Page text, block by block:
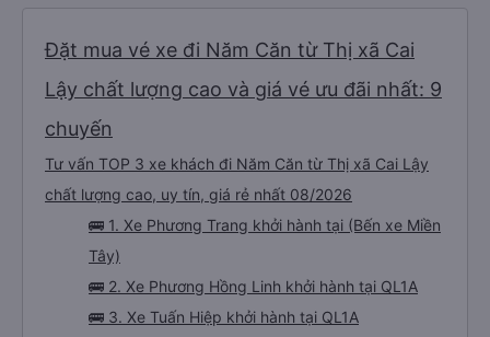
Đặt mua vé xe đi Năm Căn từ Thị xã Cai
Lậy chất lượng cao và giá vé ưu đãi nhất: 9
chuyến
Tư vấn TOP 3 xe khách đi Năm Căn từ Thị xã Cai Lậy
chất lượng cao, uy tín, giá rẻ nhất 08/2026
🚌 1. Xe Phương Trang khởi hành tại (Bến xe Miền
Tây)
🚌 2. Xe Phương Hồng Linh khởi hành tại QL1A
🚌 3. Xe Tuấn Hiệp khởi hành tại QL1A